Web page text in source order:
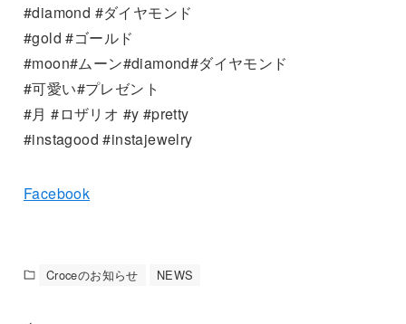
#diamond #ダイヤモンド
#gold #ゴールド
#moon#ムーン#diamond#ダイヤモンド
#可愛い#プレゼント
#月 #ロザリオ #y #pretty
#instagood #instajewelry
Facebook
Croceのお知らせ NEWS